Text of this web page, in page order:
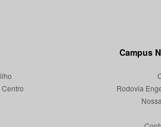
Campus
Rodovia